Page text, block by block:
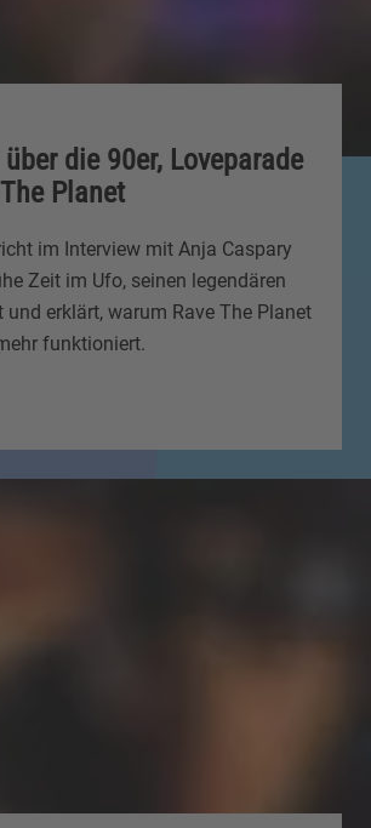
die 90er, Loveparade
Planet
im Interview mit Anja Caspary
Zeit im Ufo, seinen legendären
erklärt, warum Rave The Planet
funktioniert.